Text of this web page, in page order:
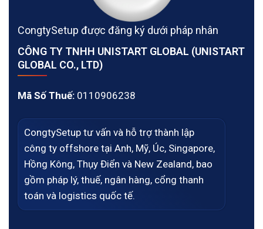
CongtySetup được đăng ký dưới pháp nhân
CÔNG TY TNHH UNISTART GLOBAL (UNISTART
GLOBAL CO., LTD)
Mã Số Thuế: 0110906238
CongtySetup tư vấn và hỗ trợ thành lập
công ty offshore tại Anh, Mỹ, Úc, Singapore,
Hồng Kông, Thụy Điển và New Zealand, bao
gồm pháp lý, thuế, ngân hàng, cổng thanh
toán và logistics quốc tế.